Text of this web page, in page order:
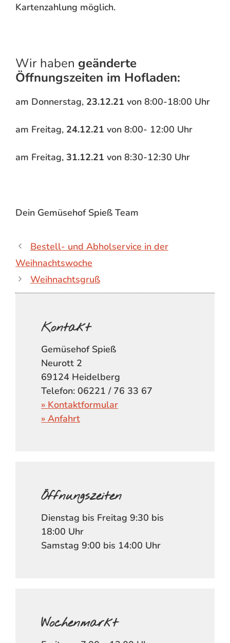
Kartenzahlung möglich.
Wir haben geänderte
Öffnungszeiten im Hofladen:
am Donnerstag, 23.12.21 von 8:00-18:00 Uhr
am Freitag, 24.12.21 von 8:00- 12:00 Uhr
am Freitag, 31.12.21 von 8:30-12:30 Uhr
Dein Gemüsehof Spieß Team
Bestell- und Abholservice in der
Weihnachtswoche
Weihnachtsgruß
Kontakt
Gemüsehof Spieß
Neurott 2
69124 Heidelberg
Telefon: 06221 / 76 33 67
» Kontaktformular
» Anfahrt
Öffnungszeiten
Dienstag bis Freitag 9:30 bis
18:00 Uhr
Samstag 9:00 bis 14:00 Uhr
Wochenmarkt